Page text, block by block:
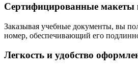
Сертифицированные макеты
Заказывая учебные документы, вы
номер, обеспечивающий его
Легкость и удобство